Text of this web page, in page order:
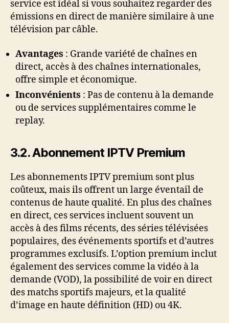
service est idéal si vous souhaitez regarder des
émissions en direct de manière similaire à une
télévision par câble.
Avantages : Grande variété de chaînes en
direct, accès à des chaînes internationales,
offre simple et économique.
Inconvénients : Pas de contenu à la demande
ou de services supplémentaires comme le
replay.
3.2. Abonnement IPTV Premium
Les abonnements IPTV premium sont plus
coûteux, mais ils offrent un large éventail de
contenus de haute qualité. En plus des chaînes
en direct, ces services incluent souvent un
accès à des films récents, des séries télévisées
populaires, des événements sportifs et d’autres
programmes exclusifs. L’option premium inclut
également des services comme la vidéo à la
demande (VOD), la possibilité de voir en direct
des matchs sportifs majeurs, et la qualité
d’image en haute définition (HD) ou 4K.